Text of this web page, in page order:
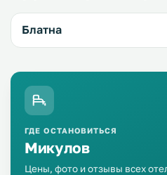
Блатна
ГДЕ ОСТАНОВИТЬСЯ
Микулов
Цены, фото и отзывы всех